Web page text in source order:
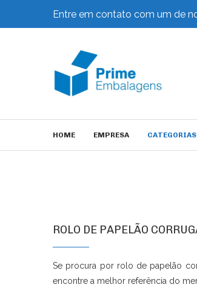
Entre em contato com um de
HOME EMPRESA CATEGORIAS
ROLO DE PAPELÃO
Se procura por rolo de papelão
encontre a melhor referência do